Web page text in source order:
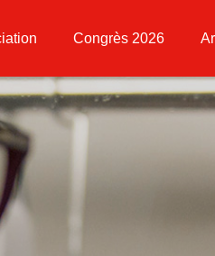
Congrès 2026